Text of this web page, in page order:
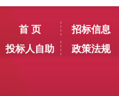
首 页 招标信息
投标人自助
政策法规